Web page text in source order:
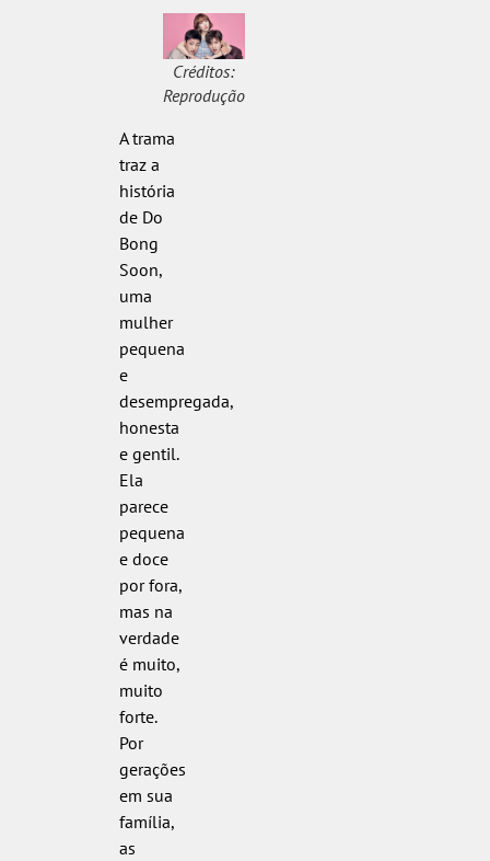
Créditos:
Reprodução
A trama
traz a
história
de Do
Bong
Soon,
uma
mulher
pequena
e
desempregada,
honesta
e gentil.
Ela
parece
pequena
e doce
por fora,
mas na
verdade
é muito,
muito
forte.
Por
gerações
em sua
família,
as